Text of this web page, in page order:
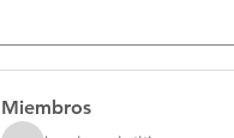
Miembros